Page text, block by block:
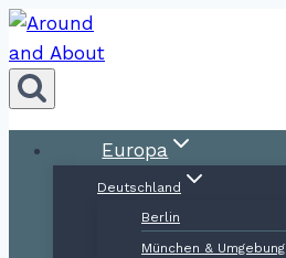
Zum
Inhalt
springen
Europa
Deutschland
Berlin
München & Umgebung